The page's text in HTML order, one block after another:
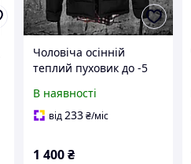
Чоловіча осінній
теплий пуховик до -5
куртка для хлопця
В наявності
від233₴/міс
1 400₴